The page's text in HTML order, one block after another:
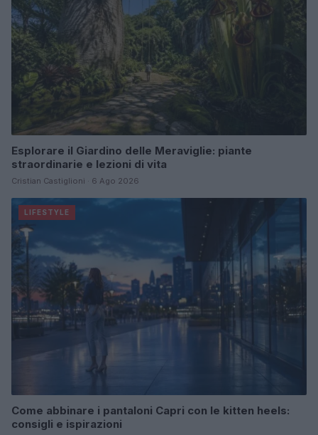
Esplorare il Giardino delle Meraviglie: piante
straordinarie e lezioni di vita
Cristian Castiglioni · 6 Ago 2026
LIFESTYLE
Come abbinare i pantaloni Capri con le kitten heels:
consigli e ispirazioni